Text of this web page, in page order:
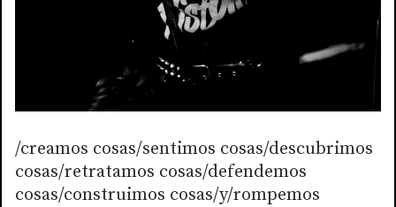
/creamos cosas/sentimos cosas/descubrimos
cosas/retratamos cosas/defendemos
cosas/construimos cosas/y/rompemos